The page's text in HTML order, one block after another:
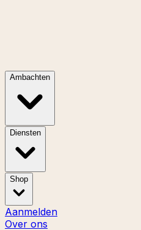
Ambachten
Diensten
Shop
Aanmelden
Over ons